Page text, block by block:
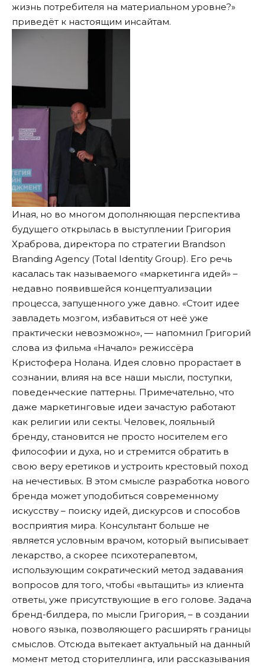
жизнь потребителя на материальном уровне?»
приведёт к настоящим инсайтам.
Иная, но во многом дополняющая перспектива
будущего открылась в выступлении Григория
Храброва, директора по стратегии Brandson
Branding Agency (Total Identity Group). Его речь
касалась так называемого «маркетинга идей» –
недавно появившейся концептуализации
процесса, запущенного уже давно. «Стоит идее
завладеть мозгом, избавиться от неё уже
практически невозможно», — напомнил Григорий
слова из фильма «Начало» режиссёра
Кристофера Нолана. Идея словно прорастает в
сознании, влияя на все наши мысли, поступки,
поведенческие паттерны. Примечательно, что
даже маркетинговые идеи зачастую работают
как религии или секты. Человек, лояльный
бренду, становится не просто носителем его
философии и духа, но и стремится обратить в
свою веру еретиков и устроить крестовый поход
на нечестивых. В этом смысле разработка нового
бренда может уподобиться современному
искусству – поиску идей, дискурсов и способов
восприятия мира. Консультант больше не
является условным врачом, который выписывает
лекарство, а скорее психотерапевтом,
использующим сократический метод задавания
вопросов для того, чтобы «вытащить» из клиента
ответы, уже присутствующие в его голове. Задача
бренд-билдера, по мысли Григория, – в создании
нового языка, позволяющего расширять границы
смыслов. Отсюда вытекает актуальный на данный
момент метод сторителлинга, или рассказывания